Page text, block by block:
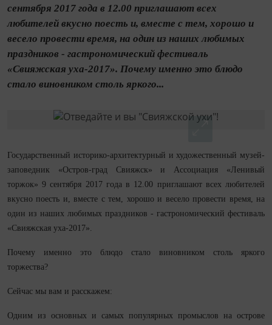
сентября 2017 года в 12.00 приглашают всех
любителей вкусно поесть и, вместе с тем, хорошо и
весело провести время, на один из наших любимых
праздников - гастрономический фестиваль
«Свияжская уха-2017». Почему именно это блюдо
стало виновником столь яркого...
Государственный историко-архитектурный и художественный музей-
заповедник «Остров-град Свияжск» и Ассоциация «Ленивый
торжок» 9 сентября 2017 года в 12.00 приглашают всех любителей
вкусно поесть и, вместе с тем, хорошо и весело провести время, на
один из наших любимых праздников - гастрономический фестиваль
«Свияжская уха-2017».
Почему именно это блюдо стало виновником столь яркого
торжества?
Сейчас мы вам и расскажем:
Одним из основных и самых популярных промыслов на острове